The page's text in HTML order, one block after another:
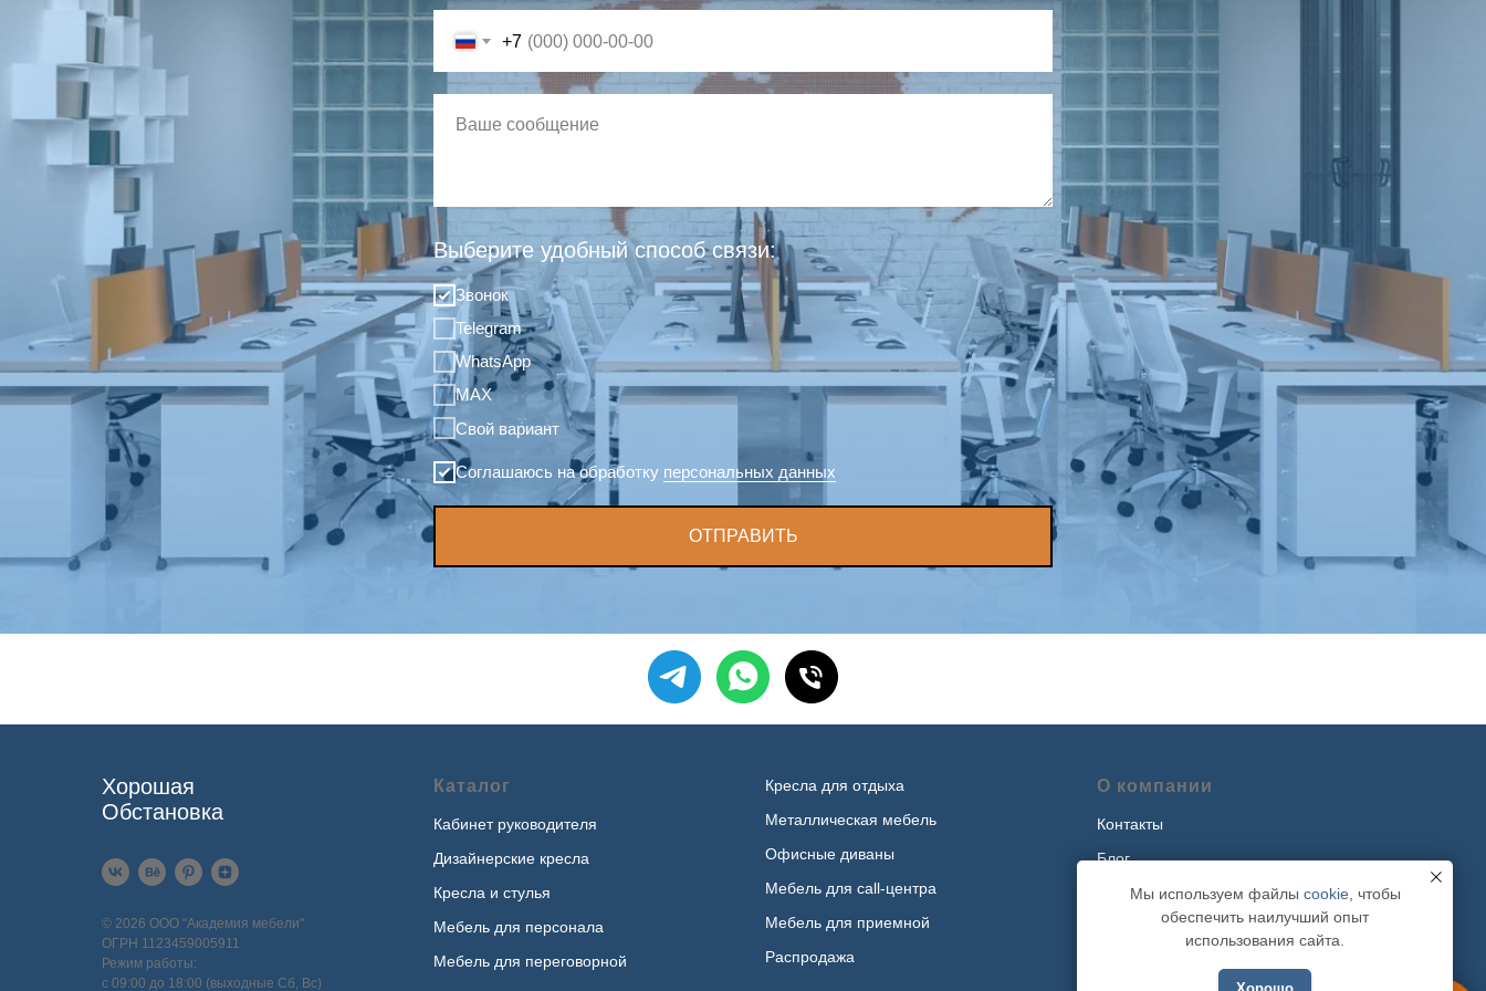
+7
Выберите удобный способ связи:
Звонок
Telegram
WhatsApp
MAX
Свой вариант
Соглашаюсь на обработку персональных данных
ОТПРАВИТЬ
Мы используем файлы cookie, чтобы
обеспечить наилучший опыт
использования сайта.
Хорошая
Обстановка
© 2026 ООО "Академия мебели"
ОГРН 1123459005911
Режим работы:
с 09:00 до 18:00 (выходные Сб, Вс)
Каталог
Кабинет руководителя
Дизайнерские кресла
Кресла и стулья
Мебель для персонала
Мебель для переговорной
Кресла для отдыха
Металлическая мебель
Офисные диваны
Мебель для call-центра
Мебель для приемной
Распродажа
О компании
Контакты
Блог
Наши проекты
Политика обработки персональных